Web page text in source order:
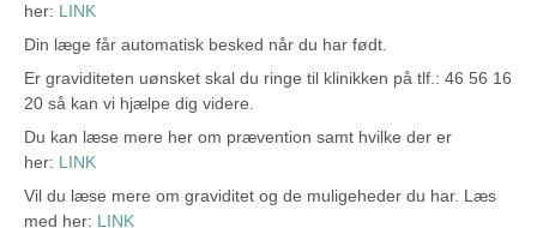
her: LINK
Din læge får automatisk besked når du har født.
Er graviditeten uønsket skal du ringe til klinikken på tlf.: 46 56 16
20 så kan vi hjælpe dig videre.
Du kan læse mere her om prævention samt hvilke der er
her: LINK
Vil du læse mere om graviditet og de muligeheder du har. Læs
med her: LINK